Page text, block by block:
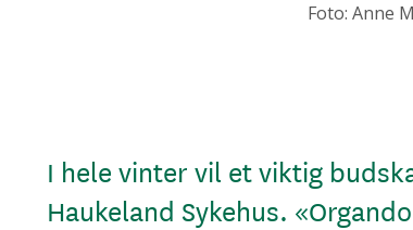
Foto: Anne
I hele vinter vil et viktig
Haukeland Sykehus.